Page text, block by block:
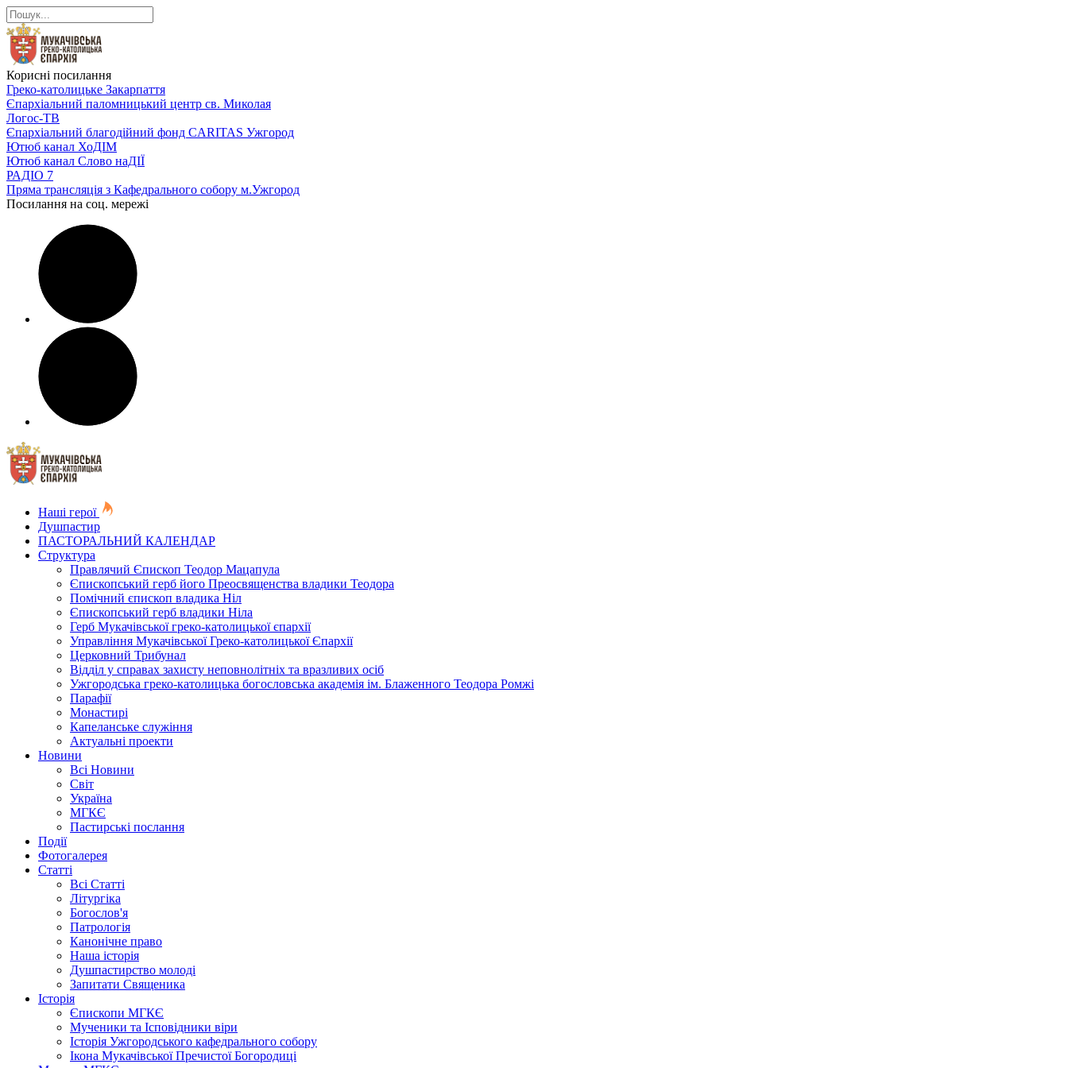
Корисні посилання
Греко-католицьке Закарпаття
Єпархіальний паломницький центр св. Миколая
Логос-ТВ
Єпархіальний благодійний фонд CARITAS Ужгород
Ютюб канал ХоДІМ
Ютюб канал Слово наДІЇ
РАДІО 7
Пряма трансляція з Кафедрального собору м.Ужгород
Посилання на соц. мережі
Наші герої
Душпастир
ПАСТОРАЛЬНИЙ КАЛЕНДАР
Структура
Правлячий Єпископ Теодор Мацапула
Єпископський герб його Преосвященства владики Теодора
Помічний єпископ владика Ніл
Єпископський герб владики Ніла
Герб Мукачівської греко-католицької єпархії
Управління Мукачівської Греко-католицької Єпархії
Церковний Трибунал
Відділ у справах захисту неповнолітніх та вразливих осіб
Ужгородська греко-католицька богословська академія ім. Блаженного Теодора Ромжі
Парафії
Монастирі
Капеланське служіння
Актуальні проекти
Новини
Всі Новини
Світ
Україна
МГКЄ
Пастирські послання
Події
Фотогалерея
Статті
Всі Статті
Літургіка
Богослов'я
Патрологія
Канонічне право
Наша історія
Душпастирство молоді
Запитати Священика
Історія
Єпископи МГКЄ
Мученики та Ісповідники віри
Історія Ужгородського кафедрального собору
Ікона Мукачівської Пречистої Богородиці